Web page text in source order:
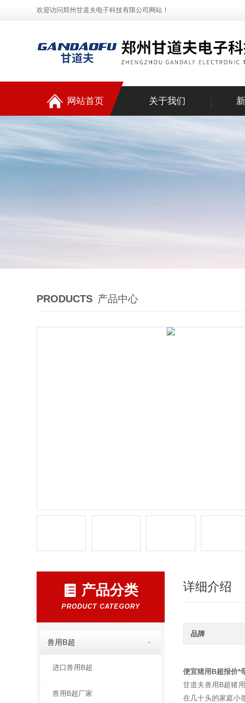
欢迎访问郑州甘道夫电子科技有限公司网站！
网站首页 关于我们
PRODUCTS 产品中心
产品分类
PRODUCT CATEGORY
兽用B超
进口兽用B超
兽用B超厂家
详细介绍
品牌
便宜猪用B超报价*
甘道夫兽用B超猪
在几十头的家庭小